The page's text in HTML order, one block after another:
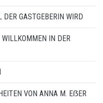
GASTGEBERIN WIRD
IN DER
VON ANNA M. EẞER